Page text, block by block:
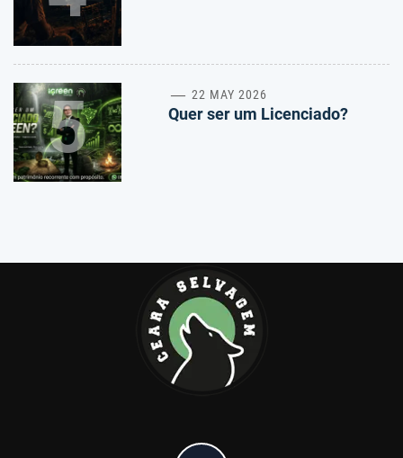
5 22 MAY 2026
Quer ser um Licenciado?